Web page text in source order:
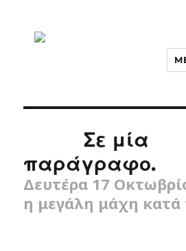
Σε μία
παράγραφο.
Δευτέρα 17
η μεγάλη μάχη κατά